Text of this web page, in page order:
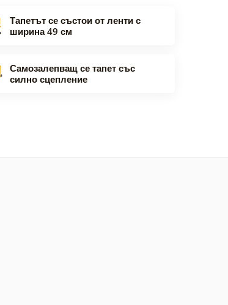
Тапетът се състои от ленти с
ширина 49 см
Самозалепващ се тапет със
силно сцепление